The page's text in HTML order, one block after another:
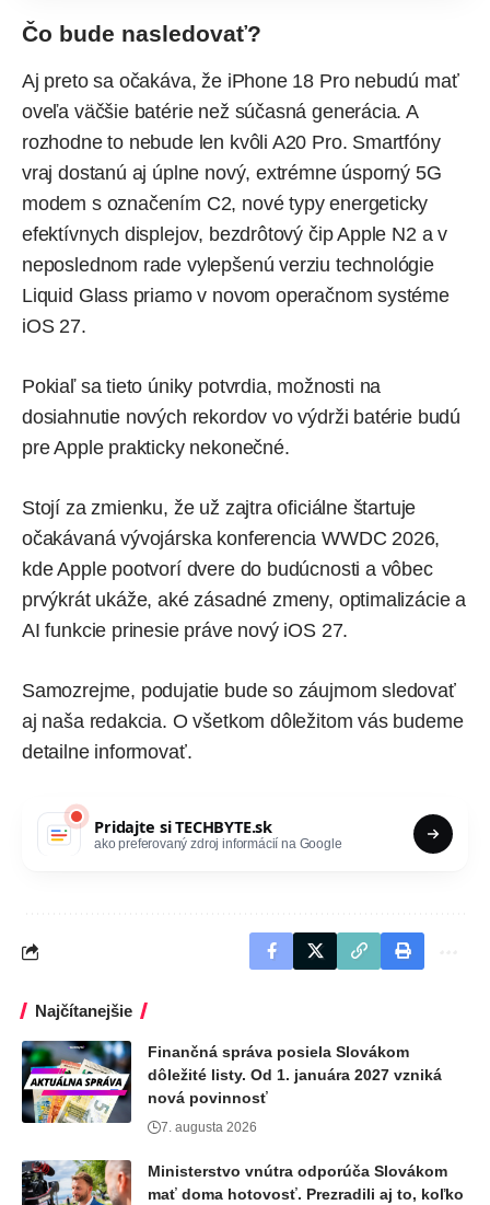
Čo bude nasledovať?
Aj preto sa očakáva, že iPhone 18 Pro nebudú mať
oveľa väčšie batérie než súčasná generácia. A
rozhodne to nebude len kvôli A20 Pro. Smartfóny
vraj dostanú aj úplne nový, extrémne úsporný 5G
modem s označením C2, nové typy energeticky
efektívnych displejov, bezdrôtový čip Apple N2 a v
neposlednom rade vylepšenú verziu technológie
Liquid Glass priamo v novom operačnom systéme
iOS 27.
Pokiaľ sa tieto úniky potvrdia, možnosti na
dosiahnutie nových rekordov vo výdrži batérie budú
pre Apple prakticky nekonečné.
Stojí za zmienku, že už zajtra oficiálne štartuje
očakávaná vývojárska konferenciaWWDC 2026,
kde Apple pootvorí dvere do budúcnosti a vôbec
prvýkrát ukáže, aké zásadné zmeny, optimalizácie a
AI funkcie prinesie práve nový iOS 27.
Samozrejme, podujatie bude so záujmom sledovať
aj naša redakcia. O všetkom dôležitom vás budeme
detailne informovať.
Pridajte siTECHBYTE.sk
ako preferovaný zdroj informácií na Google
Najčítanejšie
Finančná správa posiela Slovákom
dôležité listy. Od 1. januára 2027 vzniká
nová povinnosť
7. augusta 2026
Ministerstvo vnútra odporúča Slovákom
mať doma hotovosť. Prezradili aj to, koľko